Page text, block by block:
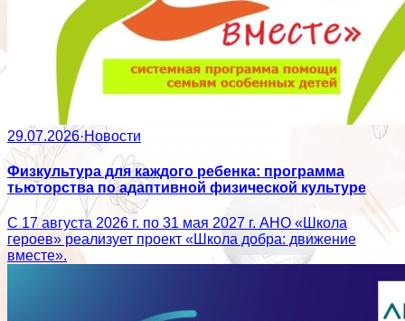
29.07.2026·Новости
Физкультура для каждого ребенка: программа
тьюторства по адаптивной физической культуре
С 17 августа 2026 г. по 31 мая 2027 г. АНО «Школа
героев» реализует проект «Школа добра: движение
вместе».